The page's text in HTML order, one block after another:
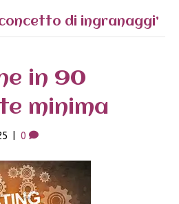
di ingranaggi’
in 90
minima
0